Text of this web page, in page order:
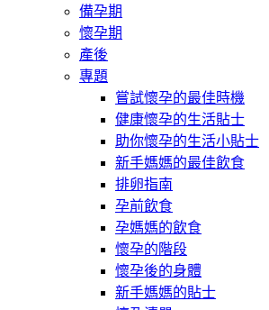
備孕期
懷孕期
產後
專題
嘗試懷孕的最佳時機
健康懷孕的生活貼士
助你懷孕的生活小貼士
新手媽媽的最佳飲食
排卵指南
孕前飲食
孕媽媽的飲食
懷孕的階段
懷孕後的身體
新手媽媽的貼士